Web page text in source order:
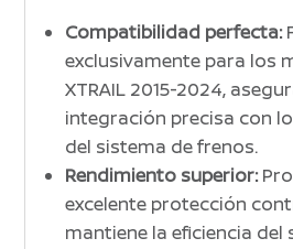
Compatibilidad perfecta:
exclusivamente para los
XTRAIL 2015-2024,
integración precisa con
del sistema de frenos.
Rendimiento superior:
excelente protección
mantiene la eficiencia del